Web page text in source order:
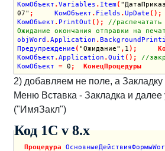
КомОбъект .Variables . Item(
07" ;
     КомОбъект
. Fields .UpDate ( ) ;
КомОбъект . PrintOut ( ) ; //распечатать
Ожидание окончания отправки на
objWord .Application .
Предупреждение ( "Ожидание" , 1 ) ;
КомОбъект .Application .Quit ( ) ;
//
КомОбъект = 0 ; КонецПроцедуры
2) добавляем не поле, а Закладку
Меню Вставка - Закладка и
("ИмяЗакл")
Код 1C v 8.х
Процедура